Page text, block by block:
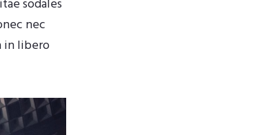
sodales
nec
in libero